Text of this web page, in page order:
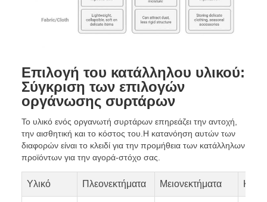
Επιλογή του κατάλληλου υλικού:
Σύγκριση των επιλογών
οργάνωσης συρτάρων
Το υλικό ενός οργανωτή συρτάρων επηρεάζει την αντοχή,
την αισθητική και το κόστος του.Η κατανόηση αυτών των
διαφορών είναι το κλειδί για την προμήθεια των κατάλληλων
προϊόντων για την αγορά-στόχο σας.
Υλικό Πλεονεκτήματα Μειονεκτήματα